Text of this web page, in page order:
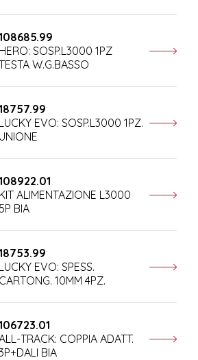
HERO: SOSP.L3000 1PZ
W.G.BASSO
LUCKY EVO: SOSP.L3000 1PZ.
UNIONE
KIT ALIMENTAZIONE L3000
5P BIA
LUCKY EVO: SPESS.
CARTONG. 10MM 4PZ.
TRACK: COPPIA ADATT.
BIA